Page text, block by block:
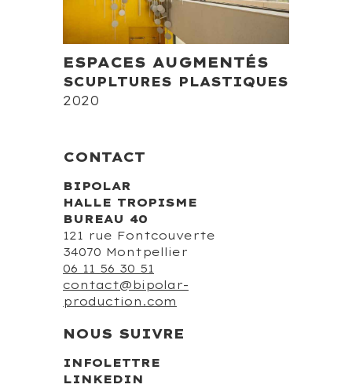
ESPACES AUGMENTÉS
SCUPLTURES PLASTIQUES
2020
CONTACT
BIPOLAR
HALLE TROPISME
BUREAU 40
121 rue Fontcouverte
34070 Montpellier
06 11 56 30 51
contact@bipolar-
production.com
NOUS SUIVRE
INFOLETTRE
LINKEDIN